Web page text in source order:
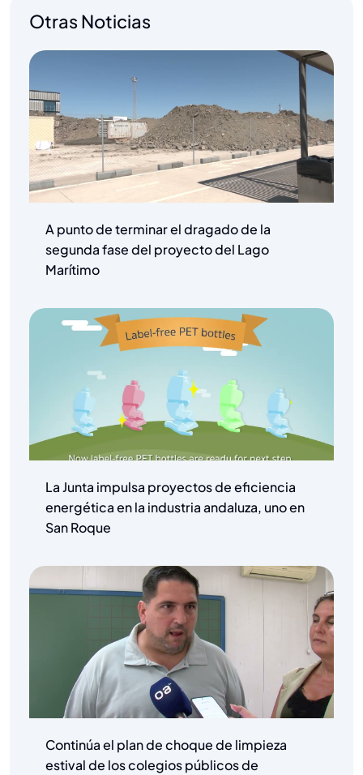
Otras Noticias
A punto de terminar el dragado de la
segunda fase del proyecto del Lago
Marítimo
La Junta impulsa proyectos de eficiencia
energética en la industria andaluza, uno en
San Roque
Continúa el plan de choque de limpieza
estival de los colegios públicos de